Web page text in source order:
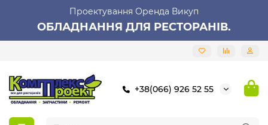
Проектування Оренда Викуп
ОБЛАДНАННЯ ДЛЯ РЕСТОРАНІВ.
+38(066) 926 52 55